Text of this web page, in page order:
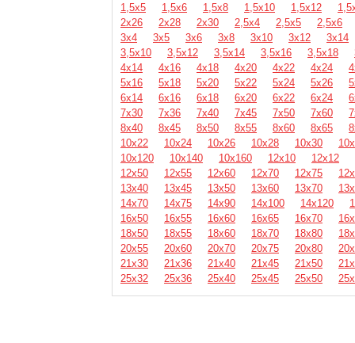
1,5х5 1,5х6 1,5х8 1,5х10 1,5х12
2х26
2х28 2х30 2,5х4 2,5х5
2,5х6
3х4
3х5 3х6 3х8 3х10 3х12
3х14
3,5х10
3,5х12 3,5х14 3,5х16 3,5х18
4х14
4х16 4х18 4х20 4х22 4х24
5х16
5х18 5х20 5х22 5х24 5х26
6х14
6х16 6х18 6х20 6х22 6х24
7х30
7х36 7х40 7х45 7х50 7х60
8х40
8х45 8х50 8х55 8х60 8х65
10х22
10х24 10х26 10х28 10х30
10х120
10х140 10х160 12х10
12х12
12х50
12х55 12х60 12х70 12х75
13х40
13х45 13х50 13х60 13х70
14х70
14х75 14х90 14х100 14х120
16х50
16х55 16х60 16х65 16х70
18х50
18х55 18х60 18х70 18х80
20х55
20х60 20х70 20х75 20х80
21х30
21х36 21х40 21х45 21х50
25х32
25х36 25х40 25х45 25х50